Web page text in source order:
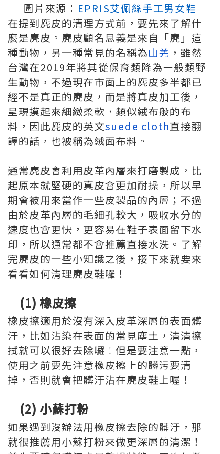
圖片來源： EPRIS艾佩絲手工男女鞋
在提到麂皮的清理方式前，要先來了解什
麼是麂皮。麂皮顧名思義是來自「麂」這
種動物，另一種常見的名稱為山羌 ，雖然
台灣在2019年將其從保育類降為一般類野
生動物，不過現在市面上的麂皮多半都已
經不是真正的麂皮，而是將真皮加工後，
呈現摸起來細緻柔軟，類似絨布般的布
料，因此麂皮的英文suede cloth直接翻
譯的話，也被稱為絨面布料。
通常麂皮會利用皮革內層來打磨製成，比
起原本就堅硬的真皮會更加耐操，所以早
期會被用來當作一些皮製品的內層；不過
由於皮革內層的毛細孔較大，吸收水分的
速度也會更快，更容易在鞋子表面留下水
印，所以通常都不會推薦直接水洗。了解
完麂皮的一些小知識之後，接下來就要來
看看如何清理麂皮鞋囉！
(1) 橡皮擦
橡皮擦適用於沒有深入皮革深層的表面髒
汙，比如沾染在表面的常見塵土，清清擦
拭就可以很好去除囉！但是要注意一點，
使用之前要先注意橡皮擦上的髒污要清
掉，否則就會把髒汙沾在麂皮鞋上喔！
(2) 小蘇打粉
如果遇到沒辦法用橡皮擦去除的髒汙，那
就很推薦用小蘇打粉來做更深層的清潔！